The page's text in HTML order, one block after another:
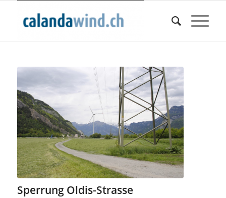
Sperrung Oldis-Strasse